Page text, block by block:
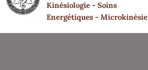
Kinésiologie - Soins
Energétiques - Microkinésie